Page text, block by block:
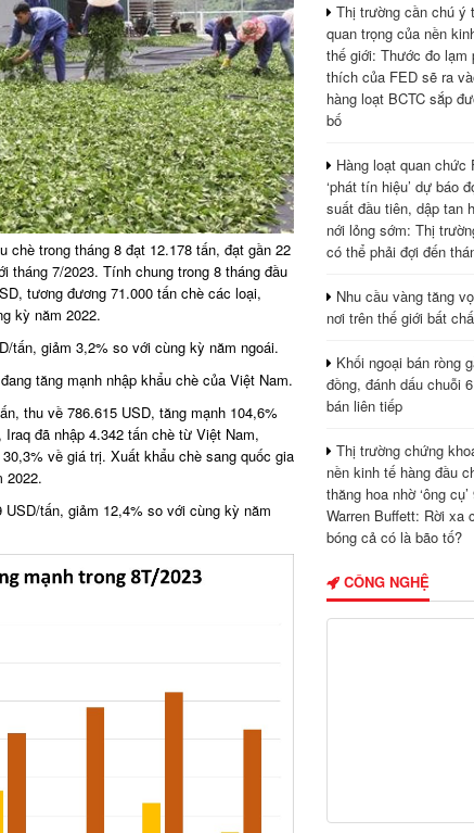
chè trong tháng 8 đạt 12.178 tấn, đạt gần 22
tháng 7/2023. Tính chung trong 8 tháng đầu
tương đương 71.000 tấn chè các loại,
kỳ năm 2022.
tấn, giảm 3,2% so với cùng kỳ năm ngoái.
tăng mạnh nhập khẩu chè của Việt Nam.
thu về 786.615 USD, tăng mạnh 104,6%
đã nhập 4.342 tấn chè từ Việt Nam,
về giá trị. Xuất khẩu chè sang quốc gia
2022.
tấn, giảm 12,4% so với cùng kỳ năm
Thị trường cần chú ý
quan trọng của nền
thế giới: Thước đo lạm
thích của FED sẽ ra
hàng loạt BCTC sắp
bố
Hàng loạt quan chức
‘phát tín hiệu’ dự báo
suất đầu tiên, dập tan
nới lỏng sớm: Thị
có thể phải đợi đến
Nhu cầu vàng tăng
nơi trên thế giới bất
Khối ngoại bán ròng
đồng, đánh dấu chuỗi
bán liên tiếp
Thị trường chứng
nền kinh tế hàng đầu
thăng hoa nhờ ‘ông
Warren Buffett: Rời xa
bóng cả có là bão tố?
CÔNG NGHỆ